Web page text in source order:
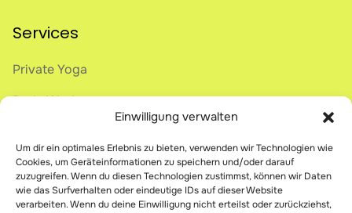
Einwilligung verwalten
Um dir ein optimales Erlebnis zu bieten, verwenden wir Technologien wie
Cookies, um Geräteinformationen zu speichern und/oder darauf
zuzugreifen. Wenn du diesen Technologien zustimmst, können wir Daten
wie das Surfverhalten oder eindeutige IDs auf dieser Website
verarbeiten. Wenn du deine Einwilligung nicht erteilst oder zurückziehst,
Services
Private Yoga
Body Work
Science of Being Human